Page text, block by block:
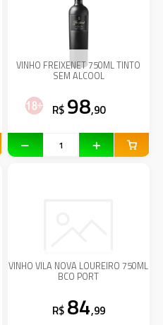
VINHO FREIXENET 750ML TINTO
SEM ALCOOL
R$ 98,90
VINHO VILA NOVA LOUREIRO 750ML
BCO PORT
R$ 84,99